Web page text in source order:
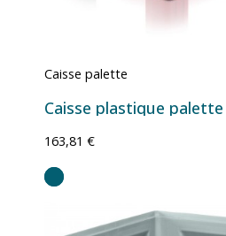
Caisse palette
Caisse plastique
163,81 €